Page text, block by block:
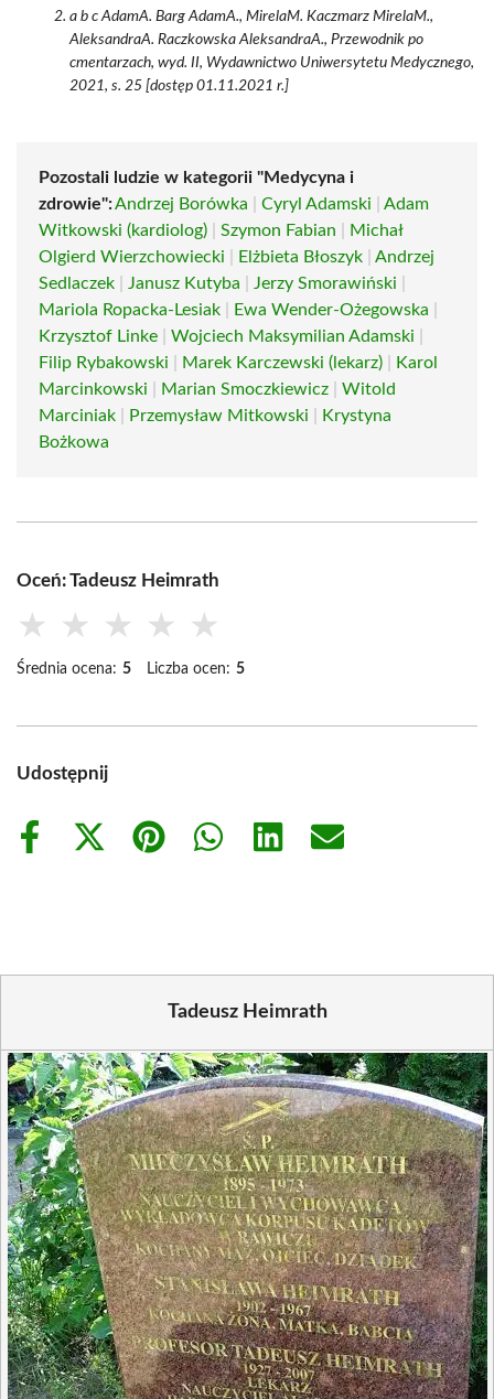
a b c AdamA. Barg AdamA., MirelaM. Kaczmarz MirelaM.,
AleksandraA. Raczkowska AleksandraA., Przewodnik po
cmentarzach, wyd. II, Wydawnictwo Uniwersytetu Medycznego,
2021, s. 25 [dostęp 01.11.2021 r.]
Pozostali ludzie w kategorii "Medycyna i
zdrowie":Andrzej Borówka Cyryl Adamski
Adam
Witkowski (kardiolog)
Szymon Fabian
Michał
Olgierd Wierzchowiecki
Elżbieta Błoszyk
Andrzej
Sedlaczek
Janusz Kutyba Jerzy Smorawiński
Mariola Ropacka-Lesiak
Ewa Wender-Ożegowska
Krzysztof Linke
Wojciech Maksymilian Adamski
Filip Rybakowski
Marek Karczewski (lekarz)
Karol
Marcinkowski
Marian Smoczkiewicz
Witold
Marciniak
Przemysław Mitkowski
Krystyna
Bożkowa
Oceń: Tadeusz Heimrath
★ ★ ★ ★ ★
Średnia ocena: 5 Liczba ocen: 5
Udostępnij
Share
Share
Share
Share
Share
Share
Tadeusz Heimrath